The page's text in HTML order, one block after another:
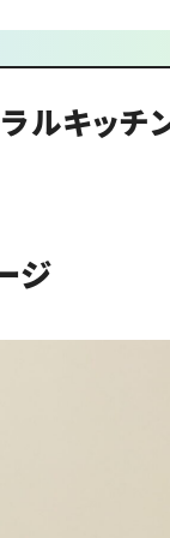
ルキッチ
ジ